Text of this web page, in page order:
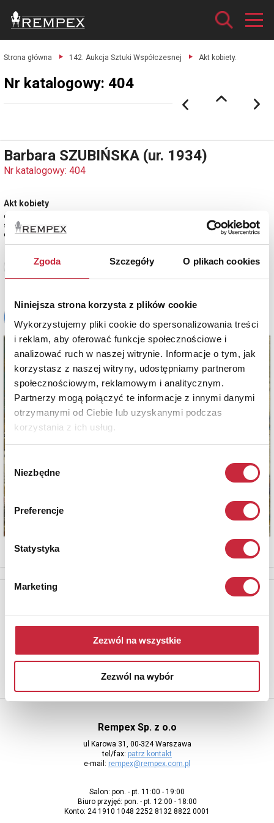
Zgoda Szczegóły O plikach cookies
Niniejsza strona korzysta z plików cookie
Wykorzystujemy pliki cookie do spersonalizowania treści
i reklam, aby oferować funkcje społecznościowe i
analizować ruch w naszej witrynie. Informacje o tym, jak
korzystasz z naszej witryny, udostępniamy partnerom
społecznościowym, reklamowym i analitycznym.
Partnerzy mogą połączyć te informacje z innymi danymi
otrzymanymi od Ciebie lub uzyskanymi podczas
korzystania z ich usług.
Wybór
zgody
Niezbędne
Preferencje
Statystyka
Marketing
Zezwól na wszystkie
Zezwól na wybór
Strona główna 142. Aukcja Sztuki Współczesnej Akt kobiety.
Nr katalogowy: 404
Barbara SZUBIŃSKA (ur. 1934)
Nr katalogowy: 404
Akt kobiety
olej, płótno; 47,5 x 62 cm;
sygn. na odwrocie na płótnie: B. SZUBIŃSKA;
estymacja: 2 500 - 3 000 zł
Zobacz pełne informacje
Aby otrzymywać informacje o nowych aukcjach, prosimy podać
adres e-mail
Rempex Sp. z o.o
ul Karowa 31, 00-324 Warszawa
tel/fax: patrz kontakt
e-mail: rempex@rempex.com.pl
Salon: pon. - pt. 11:00 - 19:00
Biuro przyjęć: pon. - pt. 12:00 - 18:00
Konto: 24 1910 1048 2252 8132 8822 0001